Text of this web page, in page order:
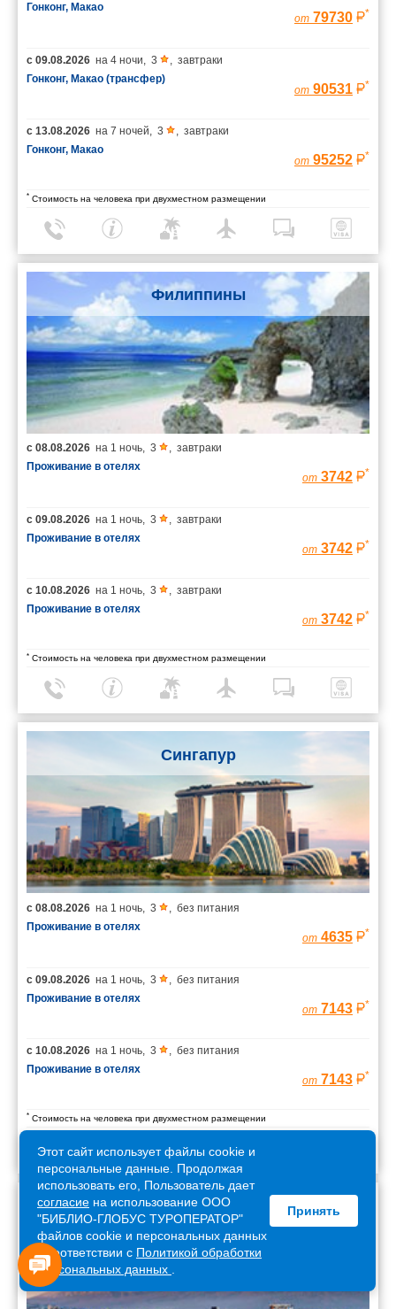
Гонконг, Макао
от 79730 *
с 09.08.2026 на 4 ночи, 3 , завтраки
Гонконг, Макао (трансфер)
от 90531 *
с 13.08.2026 на 7 ночей, 3 , завтраки
Гонконг, Макао
от 95252 *
* Стоимость на человека при двухместном размещении
Филиппины
с 08.08.2026 на 1 ночь, 3 , завтраки
Проживание в отелях
от 3742 *
с 09.08.2026 на 1 ночь, 3 , завтраки
Проживание в отелях
от 3742 *
с 10.08.2026 на 1 ночь, 3 , завтраки
Проживание в отелях
от 3742 *
* Стоимость на человека при двухместном размещении
Сингапур
с 08.08.2026 на 1 ночь 3
без питания
Проживание в отелях
от 4635 *
с 09.08.2026 на 1 ночь 3
без питания
Проживание в отелях
от 7143 *
с 10.08.2026 на 1 ночь 3
без питания
Проживание в отелях
от 7143 *
* Стоимость на человека при двухместном размещении
Армения
Этот сайт использует файлы cookie и
персональные данные. Продолжая
использовать его, Пользователь дает
согласие на использование ООО
"БИБЛИО-ГЛОБУС ТУРОПЕРАТОР"
файлов cookie и персональных данных
в соответствии с Политикой обработки
персональных данных
Принять